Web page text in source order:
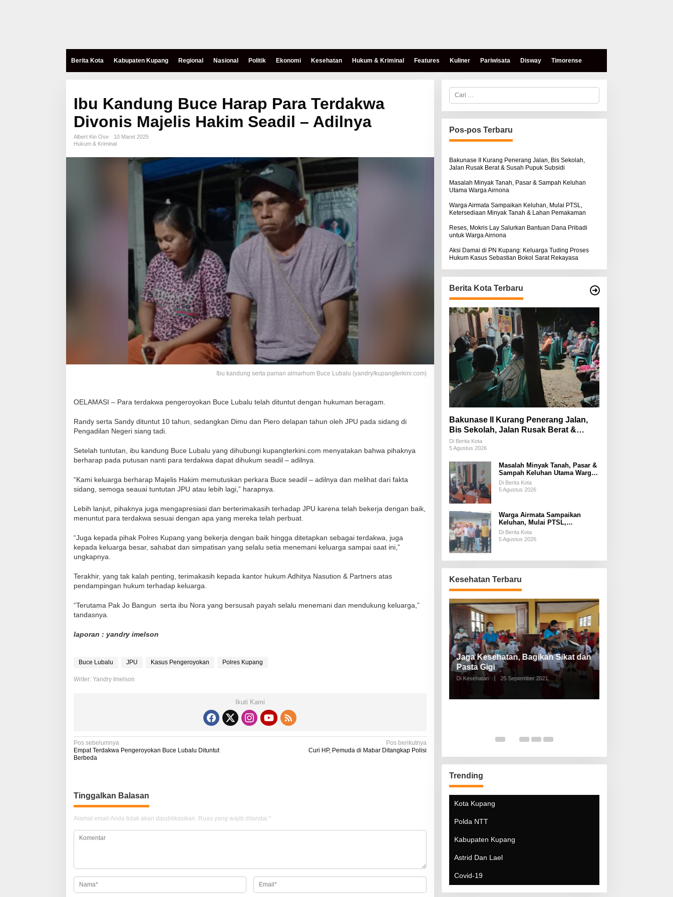
Berita Kota Kabupaten Kupang Regional Nasional Politik Ekonomi Kesehatan Hukum & Kriminal Features Kuliner Pariwisata Disway Timorense
Ibu Kandung Buce Harap Para Terdakwa
Divonis Majelis Hakim Seadil – Adilnya
Albert Kin Ose
10 Maret 2025
Hukum & Kriminal
Ibu kandung serta paman almarhum Buce Lubalu (yandry/kupangterkini.com)
OELAMASI – Para terdakwa pengeroyokan Buce Lubalu telah dituntut dengan hukuman beragam.
Randy serta Sandy dituntut 10 tahun, sedangkan Dimu dan Piero delapan tahun oleh JPU pada sidang di
Pengadilan Negeri siang tadi.
Setelah tuntutan, ibu kandung Buce Lubalu yang dihubungi kupangterkini.com menyatakan bahwa pihaknya
berharap pada putusan nanti para terdakwa dapat dihukum seadil – adilnya.
“Kami keluarga berharap Majelis Hakim memutuskan perkara Buce seadil – adilnya dan melihat dari fakta
sidang, semoga seauai tuntutan JPU atau lebih lagi,” harapnya.
Lebih lanjut, pihaknya juga mengapresiasi dan berterimakasih terhadap JPU karena telah bekerja dengan baik,
menuntut para terdakwa sesuai dengan apa yang mereka telah perbuat.
“Juga kepada pihak Polres Kupang yang bekerja dengan baik hingga ditetapkan sebagai terdakwa, juga
kepada keluarga besar, sahabat dan simpatisan yang selalu setia menemani keluarga sampai saat ini,”
ungkapnya.
Terakhir, yang tak kalah penting, terimakasih kepada kantor hukum Adhitya Nasution & Partners atas
pendampingan hukum terhadap keluarga.
“Terutama Pak Jo Bangun serta ibu Nora yang bersusah payah selalu menemani dan mendukung keluarga,”
tandasnya.
laporan : yandry imelson
Buce Lubalu JPU Kasus Pengeroyokan Polres Kupang
Writer: Yandry Imelson
Ikuti Kami
N
a
g
a
s
o
s
Pos sebelumnya
Empat Terdakwa Pengeroyokan Buce Lubalu Dituntut
Berbeda
Pos berikutnya
Curi HP, Pemuda di Mabar Ditangkap Polisi
Tinggalkan Balasan
Alamat email Anda tidak akan dipublikasikan. Ruas yang wajib ditandai *
C
r
i
u
n
u
:
Pos-pos Terbaru
Bakunase II Kurang Penerang Jalan, Bis Sekolah,
Jalan Rusak Berat & Susah Pupuk Subsidi
Masalah Minyak Tanah, Pasar & Sampah Keluhan
Utama Warga Airnona
Warga Airmata Sampaikan Keluhan, Mulai PTSL,
Ketersediaan Minyak Tanah & Lahan Pemakaman
Reses, Mokris Lay Salurkan Bantuan Dana Pribadi
untuk Warga Airnona
Aksi Damai di PN Kupang: Keluarga Tuding Proses
Hukum Kasus Sebastian Bokol Sarat Rekayasa
Berita Kota Terbaru
Bakunase II Kurang Penerang Jalan,
Bis Sekolah, Jalan Rusak Berat &
Susah Pupuk Subsidi
Di Berita Kota
5 Agustus 2026
Masalah Minyak Tanah, Pasar &
Sampah Keluhan Utama Warga
Airnona
Di Berita Kota
5 Agustus 2026
Warga Airmata Sampaikan
Keluhan, Mulai PTSL,
Ketersediaan Minyak Tanah &
Lahan Pemakaman
Di Berita Kota
5 Agustus 2026
Kesehatan Terbaru
Jaga Kesehatan, Bagikan Sikat dan
Pasta Gigi
Di Kesehatan | 25 September 2021
Polda NTT
Kabupaten Kupang
Astrid Dan Lael
Covid-19